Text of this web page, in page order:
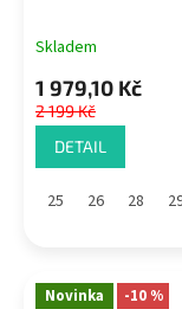
Skladem
1 979,10 Kč
2 199 Kč
DETAIL
25 26 28
Novinka -10 %